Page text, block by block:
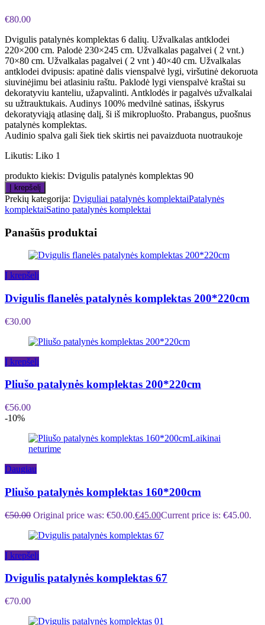
€80.00
Dvigulis patalynės komplektas 6 dalių. Užvalkalas antklodei
220×200 cm. Palodė 230×245 cm. Užvalkalas pagalvei ( 2 vnt.)
70×80 cm. Užvalkalas pagalvei ( 2 vnt ) 40×40 cm. Užvalkalas
antklodei dvipusis: apatinė dalis vienspalvė lygi, viršutinė dekoruota
siuvinėjimu bei atlasiniu raštu. Paklodė lygi vienspalvė kraštai su
dekoratyviu kanteliu, užapvalinti. Antklodės ir pagalvės užvalkalai
su užtrauktukais. Audinys 100% medvilnė satinas, išskyrus
dekoratyviąją atlasinę dalį, ši iš mikropluošto. Prabangus, puošnus
patalynės komplektas.
Audinio spalva gali šiek tiek skirtis nei pavaizduota nuotraukoje
Likutis: Liko 1
produkto kiekis: Dvigulis patalynės komplektas 90
Į krepšelį
Prekių kategorija: Dviguliai patalynės komplektaiPatalynės
komplektaiSatino patalynės komplektai
Panašūs produktai
Į krepšelį
Dvigulis flanelės patalynės komplektas 200*220cm
€30.00
Į krepšelį
Pliušo patalynės komplektas 200*220cm
€56.00
-10%
Laikinai
neturime
Daugiau
Pliušo patalynės komplektas 160*200cm
€50.00 Original price was: €50.00.€45.00Current price is: €45.00.
Į krepšelį
Dvigulis patalynės komplektas 67
€70.00